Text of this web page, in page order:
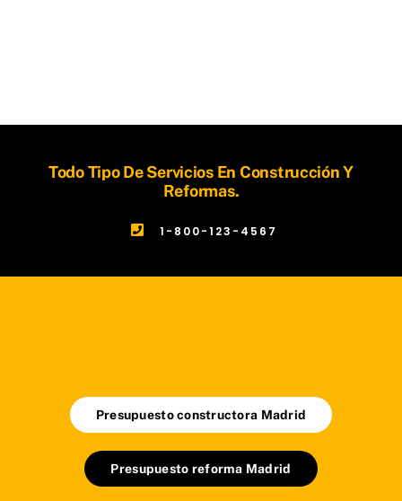
Todo Tipo De Servicios En Construcción Y
Reformas.
1-800-123-4567
Presupuesto constructora Madrid
Presupuesto reforma Madrid